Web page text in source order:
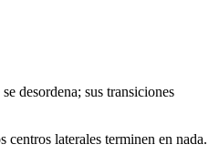
desordena; sus transiciones
laterales terminen en nada.